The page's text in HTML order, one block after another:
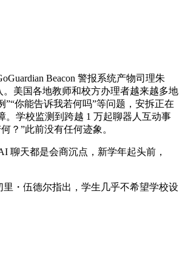
Beacon 警报系统产物司理朱
美国各地教师和校方办理者越来越多地
你能告诉我若何吗”等问题，安拆正在
。学校监测到跨越 1 万起聊器人互动事
？”此前没有任何迹象。
聊天都是会商沉点，新学年起头前，
・伍德尔指出，学生几乎不希望学校设